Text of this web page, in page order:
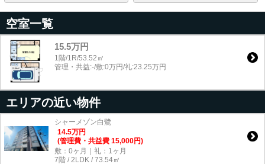
空室一覧
15.5万円
1階/1R/53.52㎡
管理・共益:-/敷:0万円/礼:23.25万円
エリアの近い物件
シャーメゾン白鷺
14.5万円
(管理費・共益費 15,000円)
敷：0ヶ月｜礼：1ヶ月
7階 / 2LDK / 73.54㎡